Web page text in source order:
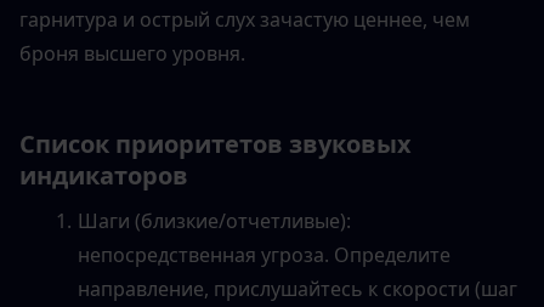
гарнитура и острый слух зачастую ценнее, чем
броня высшего уровня.
Список приоритетов звуковых
индикаторов
Шаги (близкие/отчетливые):
непосредственная угроза. Определите
направление, прислушайтесь к скорости (шаг